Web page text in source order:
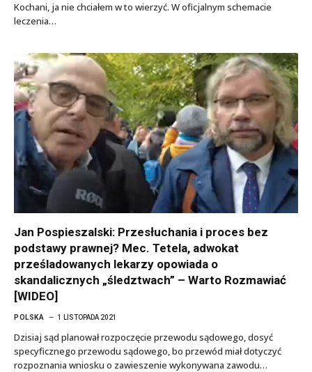
Kochani, ja nie chciałem w to wierzyć. W oficjalnym schemacie
leczenia…
Jan Pospieszalski: Przesłuchania i proces bez
podstawy prawnej? Mec. Tetela, adwokat
prześladowanych lekarzy opowiada o
skandalicznych „śledztwach” – Warto Rozmawiać
[WIDEO]
POLSKA 1 LISTOPADA 2021
Dzisiaj sąd planował rozpoczęcie przewodu sądowego, dosyć
specyficznego przewodu sądowego, bo przewód miał dotyczyć
rozpoznania wniosku o zawieszenie wykonywana zawodu…